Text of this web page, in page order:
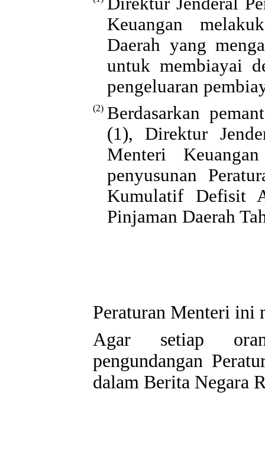
Keuangan
Daerah yang
untuk membiayai
pengeluaran
(2) Berdasarkan
(1), Direktur
Menteri
penyusunan
Kumulatif Defisit
Pinjaman Daerah
Peraturan Menteri ini
Agar setiap
pengundangan
dalam Berita Negara